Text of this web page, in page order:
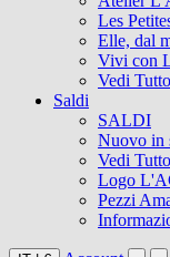
Les
Elle, dal
Vivi con
Vedi Tutto
Saldi
SALDI
Nuovo in
Vedi Tutto
Logo
Pezzi